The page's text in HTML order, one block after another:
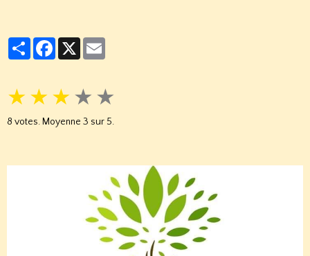
PartagerFacebook
X
★ ★ ★ ★ ★
8 votes. Moyenne 3 sur 5.